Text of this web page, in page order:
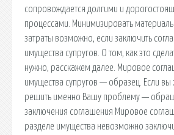
сопровождается долгими и
процессами. Минимизировать
затраты возможно, если заключить
имущества супругов. О том, как это
нужно, расскажем далее. Мировое
имущества супругов — образец. Если вы
решить именно Вашу проблему —
заключения соглашения Мировое
разделе имущества невозможно